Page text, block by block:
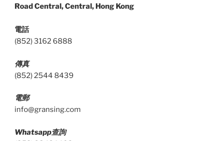
Road Central, Central, Hong Kong
電話
(852) 3162 6888
傳真
(852) 2544 8439
電郵
info@gransing.com
Whatsapp查詢